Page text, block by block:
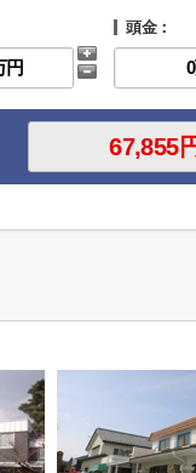
頭金：